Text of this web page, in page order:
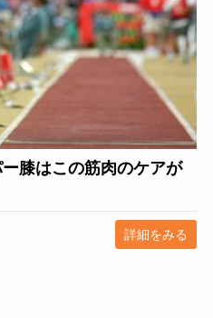
膝はこの筋肉のケアが
詳細をみる